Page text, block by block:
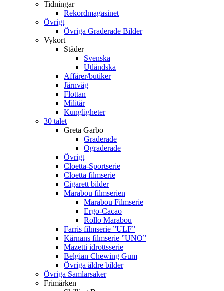
Tidningar
Rekordmagasinet
Övrigt
Övriga Graderade Bilder
Vykort
Städer
Svenska
Utländska
Affärer/butiker
Järnväg
Flottan
Militär
Kungligheter
30 talet
Greta Garbo
Graderade
Ograderade
Övrigt
Cloetta-Sportserie
Cloetta filmserie
Cigarett bilder
Marabou filmserien
Marabou Filmserie
Ergo-Cacao
Rollo Marabou
Farris filmserie ”ULF”
Kärnans filmserie ”UNO”
Mazetti idrottsserie
Belgian Chewing Gum
Övriga äldre bilder
Övriga Samlarsaker
Frimärken